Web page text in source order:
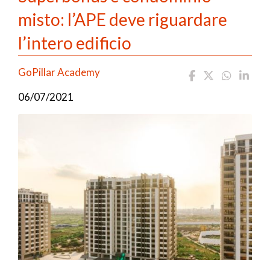
misto: l’APE deve riguardare
l’intero edificio
GoPillar Academy
06/07/2021